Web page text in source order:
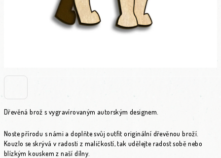
Dřevěná brož s vygravírovaným autorským designem.
Noste přírodu s námi a doplňte svůj outfit originální dřevěnou broží.
Kouzlo se skrývá v radosti z maličkostí, tak udělejte radost sobě nebo
blízkým kouskem z naší dílny.